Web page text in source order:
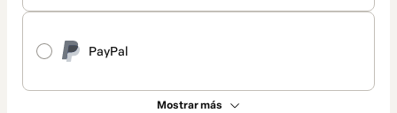
PayPal
Mostrar más